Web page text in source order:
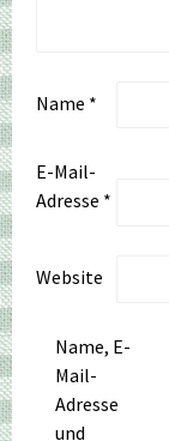
Name *
E-Mail-
Adresse *
Website
Name, E-
Mail-
Adresse
und